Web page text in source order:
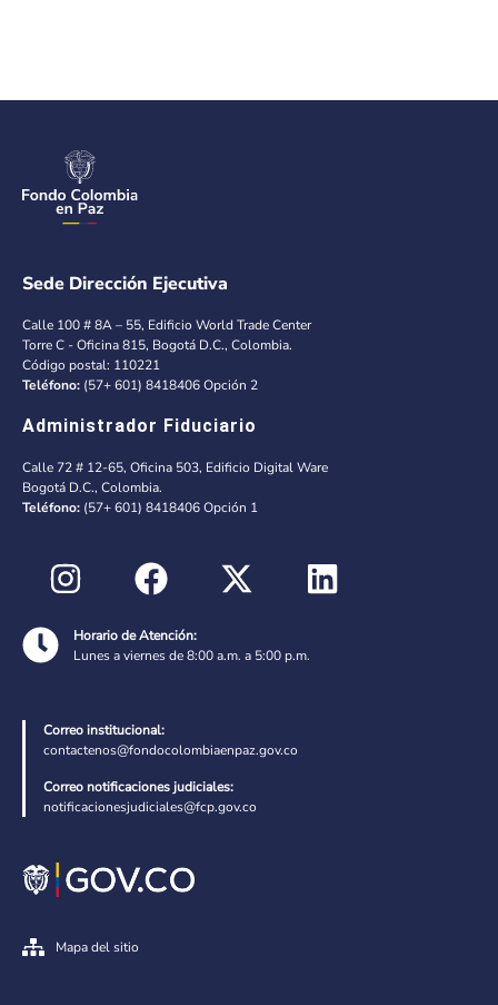
Sede Dirección Ejecutiva
Calle 100 # 8A – 55, Edificio World Trade Center
Torre C - Oficina 815, Bogotá D.C., Colombia.
Código postal: 110221
Teléfono: (57+ 601) 8418406 Opción 2
Administrador Fiduciario
Calle 72 # 12-65, Oficina 503, Edificio Digital Ware
Bogotá D.C., Colombia.
Teléfono: (57+ 601) 8418406 Opción 1
Horario de Atención:
Lunes a viernes de 8:00 a.m. a 5:00 p.m.
Correo institucional:
contactenos@fondocolombiaenpaz.gov.co
Correo notificaciones judiciales:
notificacionesjudiciales@fcp.gov.co
Mapa del sitio